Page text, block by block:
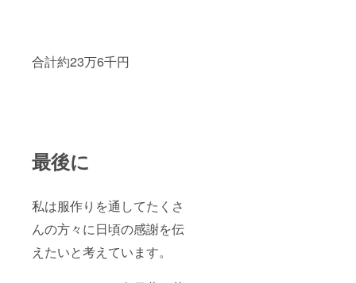
合計約23万6千円
最後に
私は服作りを通してたくさ
んの方々に日頃の感謝を伝
えたいと考えています。